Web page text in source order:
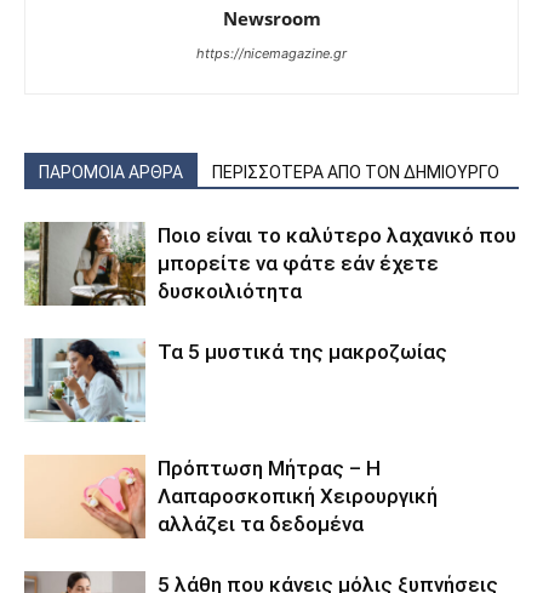
Newsroom
https://nicemagazine.gr
ΠΑΡΟΜΟΙΑ ΑΡΘΡΑ ΠΕΡΙΣΣΟΤΕΡΑ ΑΠΟ ΤΟΝ ΔΗΜΙΟΥΡΓΟ
Ποιο είναι το καλύτερο λαχανικό που
μπορείτε να φάτε εάν έχετε
δυσκοιλιότητα
Τα 5 μυστικά της μακροζωίας
Πρόπτωση Μήτρας – Η
Λαπαροσκοπική Χειρουργική
αλλάζει τα δεδομένα
5 λάθη που κάνεις μόλις ξυπνήσεις